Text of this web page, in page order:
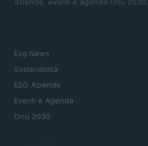
aziende, eventi e agenda Onu 2030.
Esg News
Sostenibilità
ESG Aziende
Eventi e Agenda
Onu 2030